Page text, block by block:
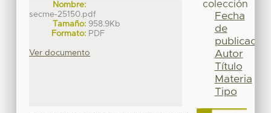
Nombre:
secme-25150.pdf
Tamaño: 958.9Kb
Formato: PDF
Ver documento
colección
Fecha
de
publicación
Autor
Título
Materia
Tipo